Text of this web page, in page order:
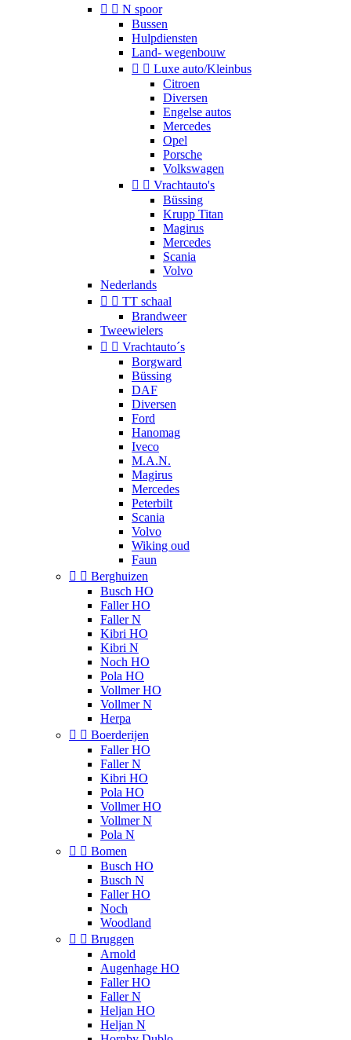
  N spoor
Bussen
Hulpdiensten
Land- wegenbouw
  Luxe auto/Kleinbus
Citroen
Diversen
Engelse autos
Mercedes
Opel
Porsche
Volkswagen
  Vrachtauto's
Büssing
Krupp Titan
Magirus
Mercedes
Scania
Volvo
Nederlands
  TT schaal
Brandweer
Tweewielers
  Vrachtauto´s
Borgward
Büssing
DAF
Diversen
Ford
Hanomag
Iveco
M.A.N.
Magirus
Mercedes
Peterbilt
Scania
Volvo
Wiking oud
Faun
  Berghuizen
Busch HO
Faller HO
Faller N
Kibri HO
Kibri N
Noch HO
Pola HO
Vollmer HO
Vollmer N
Herpa
  Boerderijen
Faller HO
Faller N
Kibri HO
Pola HO
Vollmer HO
Vollmer N
Pola N
  Bomen
Busch HO
Busch N
Faller HO
Noch
Woodland
  Bruggen
Arnold
Augenhage HO
Faller HO
Faller N
Heljan HO
Heljan N